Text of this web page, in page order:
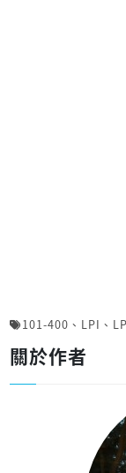
101-400 、 LPI 、
關於作者